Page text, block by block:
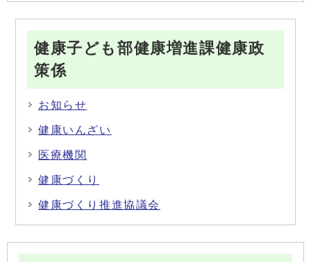
健康子ども部健康増進課健康政
策係
お知らせ
健康いんざい
医療機関
健康づくり
健康づくり推進協議会